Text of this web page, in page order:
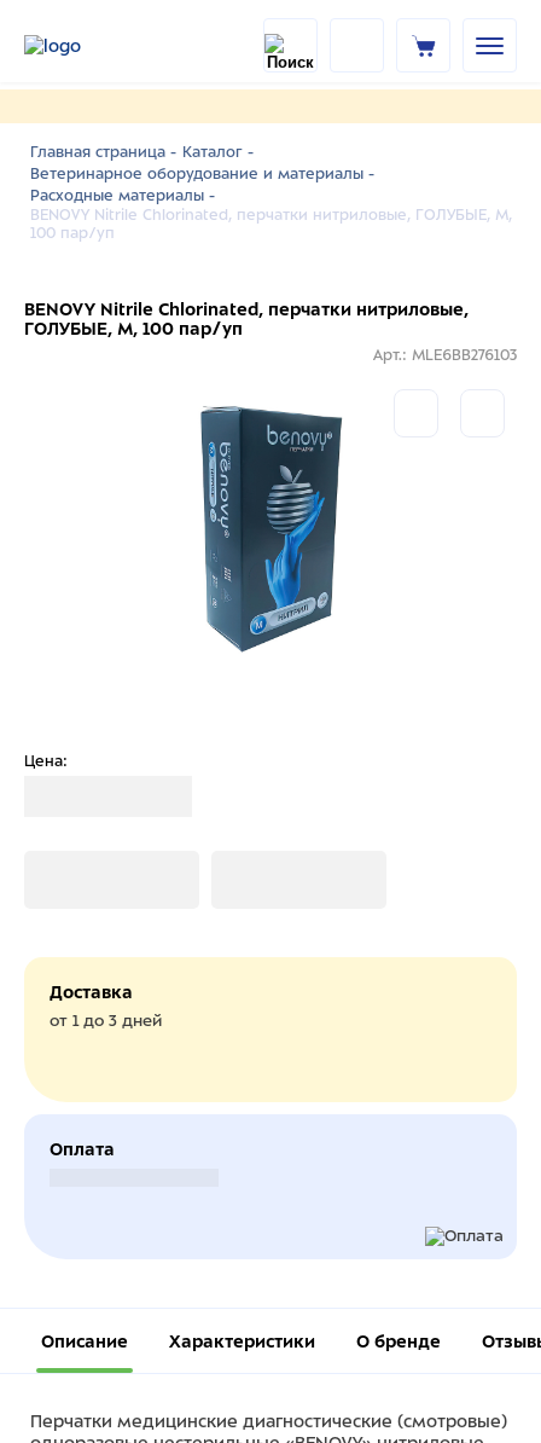
Главная страница - Каталог -
Ветеринарное оборудование и материалы -
Расходные материалы -
BENOVY Nitrile Chlorinated, перчатки нитриловые, ГОЛУБЫЕ, M,
100 пар/уп
BENOVY Nitrile Chlorinated, перчатки нитриловые,
ГОЛУБЫЕ, M, 100 пар/уп
Арт.: MLE6BB276103
Цена:
Доставка
от 1 до 3 дней
Оплата
Описание Характеристики О бренде
Перчатки медицинские диагностические (смотровые)